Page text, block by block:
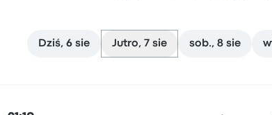
Dziś, 6 sie Jutro, 7 sie sob., 8 sie